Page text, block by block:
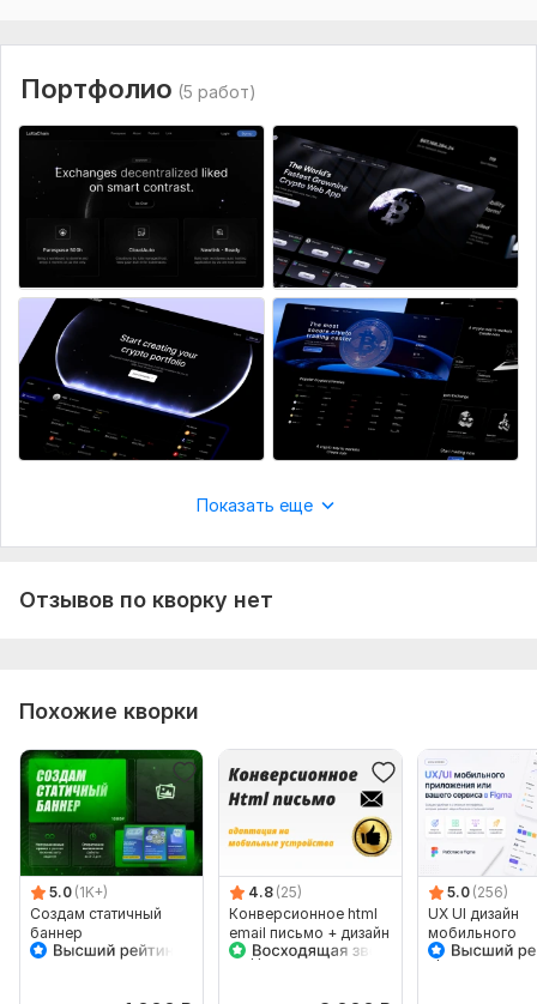
Портфолио (5 работ)
Показать еще
Отзывов по кворку нет
Похожие кворки
5.0 (1K+)
Создам статичный
баннер
4.8 (25)
Конверсионное html
email письмо + дизайн
+ адаптивность
5.0 (256)
UX UI дизайн
мобильного
приложения